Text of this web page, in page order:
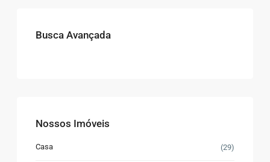
Busca Avançada
Nossos Imóveis
Casa (29)